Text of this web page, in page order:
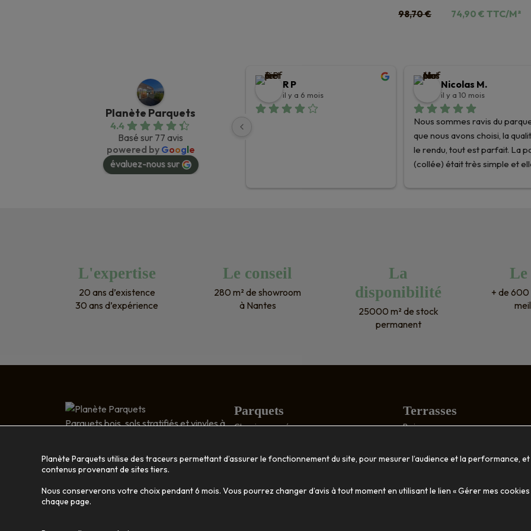
98,70€ 74,90 € Le
TTC/M²
Planète Parquets
4.4
Basé sur 77 avis
powered by Google
évaluez-nous sur
R P
il y a 6 mois
Nicolas M.
il y a 10 mois
Nous sommes ravis du
que nous avons choisi, la
le rendu, tout est parfait. La
(collée) était très simple et
prochains projets ! Encore
!
L'expertise
20 ans d’existence
30 ans d’expérience
Le conseil
280 m² de showroom
à Nantes
La
disponibilité
25000 m² de stock
permanent
Le
+ de 600
Parquets bois, sols stratifiés et vinyles à
ZA RAGON
02 40 46 35 56
Parquets
Classic : poncé
Bois exotique
Bois massif
Terrasses
Bois
Accessoires
Décoration
Planète Parquets utilise des traceurs permettant d’assurer le fonctionnement du site, pour mesurer l’audience et la performance,
contenus provenant de sites tiers.
Nous conserverons votre choix pendant 6 mois. Vous pourrez changer d’avis à tout moment en utilisant le lien « Gérer mes cookies
chaque page.